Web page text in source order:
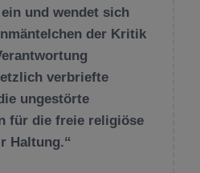
und wendet sich
der Kritik
verbriefte
ungestörte
für die freie religiöse
Haltung.“